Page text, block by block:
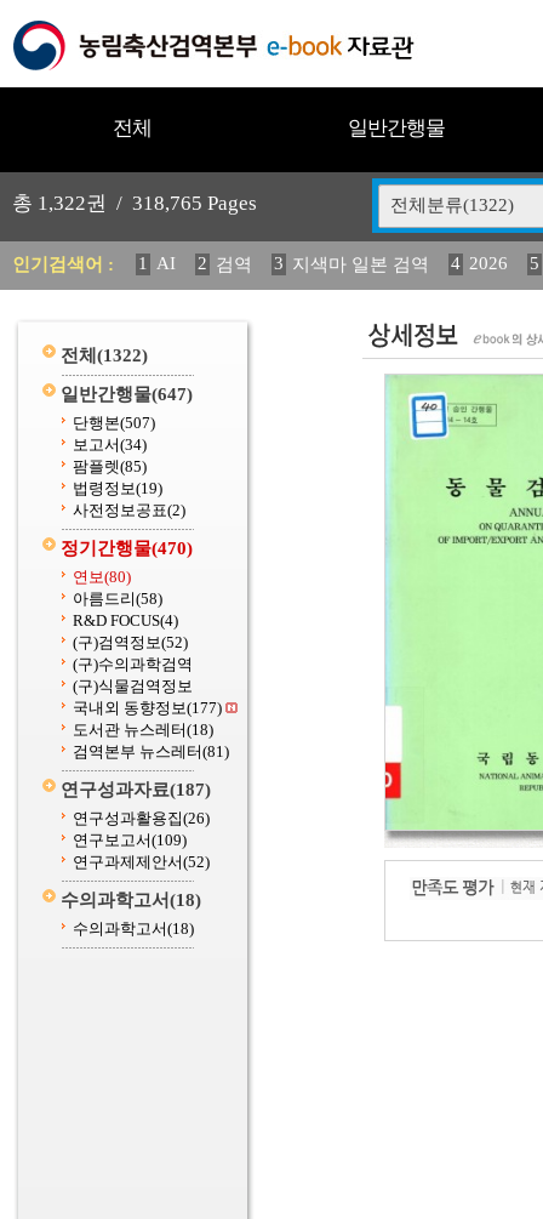
전체 일반간행물
총 1,322권 / 318,765 Pages 전체분류(1322)
인기검색어 : 1 AI 2 검역 3 지색마 일본 검역 4 2026
5
11 2025 12 중독성 식물 도감 13 媛 異 14
전체 (1322)
일반간행물(647)
단행본(507)
보고서(34)
팜플렛(85)
법령정보(19)
사전정보공표(2)
정기간행물(470)
연보(80)
아름드리(58)
R&D FOCUS(4)
(구)검역정보(52)
(구)수의과학검역
(구)식물검역정보
국내외 동향정보(177)
도서관 뉴스레터(18)
검역본부 뉴스레터(81)
연구성과자료(187)
연구성과활용집(26)
연구보고서(109)
연구과제제안서(52)
수의과학고서(18)
수의과학고서(18)